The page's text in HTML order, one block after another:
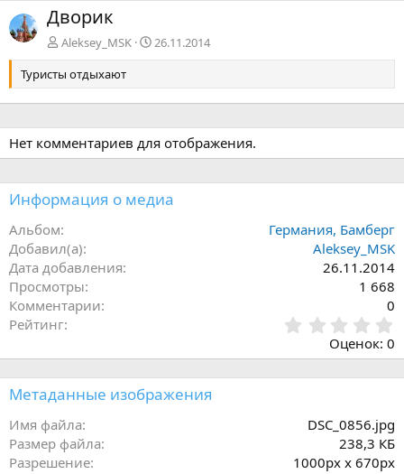
а
д
д
Дворик
Aleksey_MSK
26.11.2014
Туристы отдыхают
Нет комментариев для отображения.
Информация о медиа
Альбом
Германия, Бамберг
Добавил(а)
Aleksey_MSK
Дата добавления
26.11.2014
Просмотры
1 668
Комментарии
0
Рейтинг
0
д
Оценок: 0
Метаданные изображения
Имя файла
DSC_0856.jpg
Размер файла
238,3 КБ
Разрешение
1000px x 670px